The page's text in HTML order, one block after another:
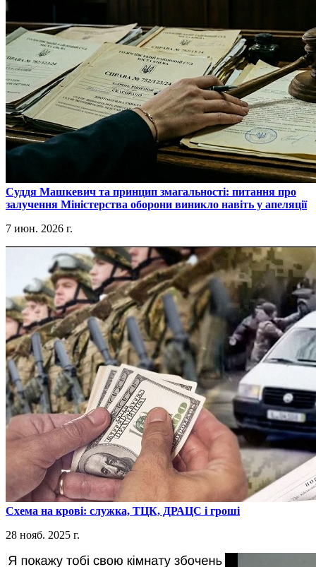
​Суддя Машкевич та принцип змагальності: питання про
залучення Міністерства оборони виникло навіть у апеляції
7 июн. 2026 г.
​Схема на крові: служка, ТЦК, ДРАЦС і гроші
28 нояб. 2025 г.